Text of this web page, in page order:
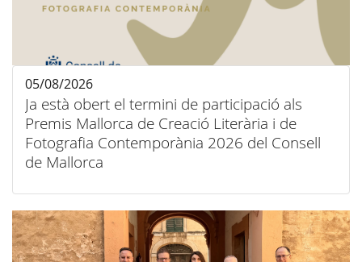
Ja està obert el termini de participació als
Premis Mallorca de Creació Literària i de
Fotografia Contemporània 2026 del Consell
de Mallorca
05/08/2026